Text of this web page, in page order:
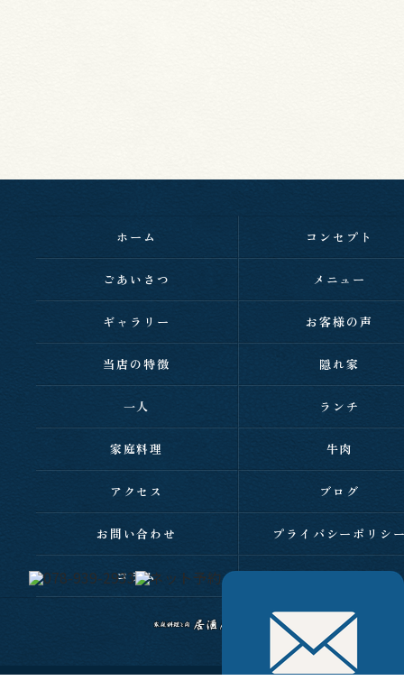
ホーム コンセプト
ごあいさつ メニュー
ギャラリー お客様の声
当店の特徴 隠れ家
一人 ランチ
家庭料理 牛肉
アクセス ブログ
お問い合わせ プライバシーポリシ
コラム サイトマップ